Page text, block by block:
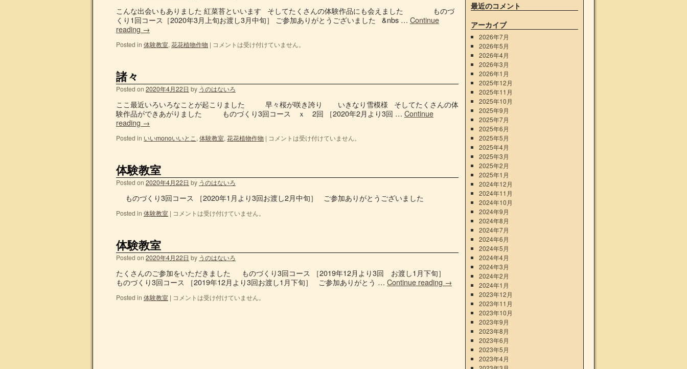
こんな出会いもありました 紅菜苔といいます そしてたくさんの体験作品にも会えました ものづ
くり1回コース［2020年3月上旬お渡し3月中旬］ ご参加ありがとうございました &nbs … Continue
reading →
Posted in 体験教室, 花花植物作物 | コメントは受け付けていません。
諸々
Posted on 2020年4月22日 by うのはないろ
ここ最近いろいろなことが起こりました 早々桜が咲き誇り いきなり雪模様 そしてたくさんの体
験作品ができあがりました ものづくり3回コース ｘ 2回 ［2020年2月より3回 … Continue
reading →
Posted in いいmonoいいとこ , 体験教室, 花花植物作物 | コメントは受け付けていません。
体験教室
Posted on 2020年4月22日 by うのはないろ
ものづくり3回コース ［2020年1月より3回お渡し2月中旬］ ご参加ありがとうございました
Posted in 体験教室 | コメントは受け付けていません。
体験教室
Posted on 2020年4月22日 by うのはないろ
たくさんのご参加をいただきました ものづくり3回コース ［2019年12月より3回 お渡し1月下旬］
ものづくり3回コース ［2019年12月より3回お渡し1月下旬］ ご参加ありがとう … Continue reading →
Posted in 体験教室 | コメントは受け付けていません。
最近のコメント
アーカイブ
2026年7月
2026年5月
2026年4月
2026年3月
2026年1月
2025年12月
2025年11月
2025年10月
2025年9月
2025年7月
2025年6月
2025年5月
2025年4月
2025年3月
2025年2月
2025年1月
2024年12月
2024年11月
2024年10月
2024年9月
2024年8月
2024年7月
2024年6月
2024年5月
2024年4月
2024年3月
2024年2月
2024年1月
2023年12月
2023年11月
2023年10月
2023年9月
2023年8月
2023年6月
2023年5月
2023年4月